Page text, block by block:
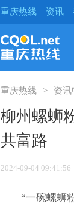
重庆热线 资讯
重庆热线 资讯
柳州螺蛳
共富路
2024-09-04 09:41:56
“一碗螺蛳